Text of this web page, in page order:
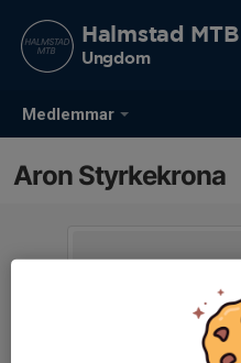
Medlemmar
Halmstad MTB
Ungdom
Aron Styrkekrona